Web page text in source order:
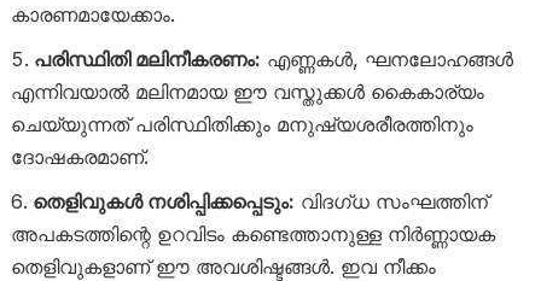
കാരണമായേക്കാം.
പരിസ്ഥിതി മലിനീകരണം: എണ്ണകൾ, ഘനലോഹങ്ങൾ
എന്നിവയാൽ മലിനമായ ഈ വസ്തുക്കൾ കൈകാര്യം
ചെയ്യുന്നത് പരിസ്ഥിതിക്കും മനുഷ്യശരീരത്തിനും
ദോഷകരമാണ്.
തെളിവുകൾ നശിപ്പിക്കപ്പെടും: വിദഗ്ധ സംഘത്തിന്
അപകടത്തിന്റെ ഉറവിടം കണ്ടെത്താനുള്ള നിർണ്ണായക
തെളിവുകളാണ് ഈ അവശിഷ്ടങ്ങൾ. ഇവ നീക്കം